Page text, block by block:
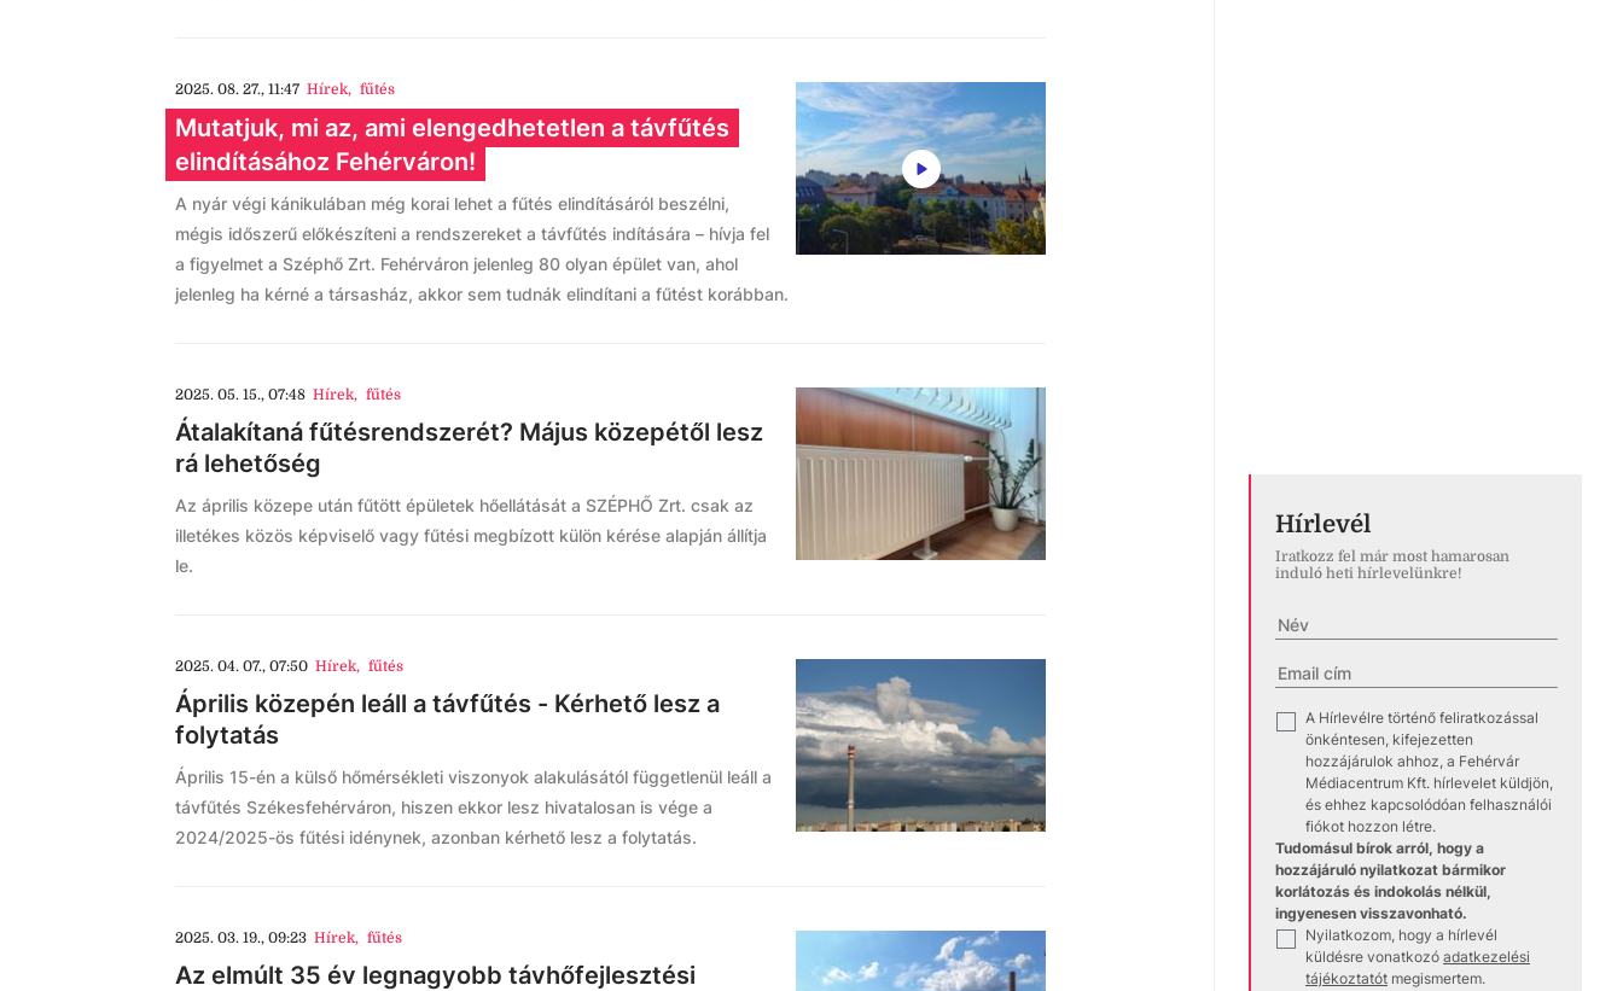
2025. 08. 27., 11:47 Hírek, fűtés
Mutatjuk, mi az, ami elengedhetetlen a távfűtés
elindításához Fehérváron!
A nyár végi kánikulában még korai lehet a fűtés elindításáról beszélni,
mégis időszerű előkészíteni a rendszereket a távfűtés indítására – hívja fel
a figyelmet a Széphő Zrt. Fehérváron jelenleg 80 olyan épület van, ahol
jelenleg ha kérné a társasház, akkor sem tudnák elindítani a fűtést korábban.
2025. 05. 15., 07:48 Hírek, fűtés
Átalakítaná fűtésrendszerét? Május közepétől lesz
rá lehetőség
Az április közepe után fűtött épületek hőellátását a SZÉPHŐ Zrt. csak az
illetékes közös képviselő vagy fűtési megbízott külön kérése alapján állítja
le.
2025. 04. 07., 07:50 Hírek, fűtés
Április közepén leáll a távfűtés - Kérhető lesz a
folytatás
Április 15-én a külső hőmérsékleti viszonyok alakulásától függetlenül leáll a
távfűtés Székesfehérváron, hiszen ekkor lesz hivatalosan is vége a
2024/2025-ös fűtési idénynek, azonban kérhető lesz a folytatás.
2025. 03. 19., 09:23 Hírek, fűtés
Az elmúlt 35 év legnagyobb távhőfejlesztési
Hírlevél
Iratkozz fel már most hamarosan
induló heti hírlevelünkre!
A Hírlevélre történő feliratkozással
önkéntesen, kifejezetten
hozzájárulok ahhoz, a Fehérvár
Médiacentrum Kft. hírlevelet küldjön,
és ehhez kapcsolódóan felhasználói
fiókot hozzon létre.
Tudomásul bírok arról, hogy a
hozzájáruló nyilatkozat bármikor
korlátozás és indokolás nélkül,
ingyenesen visszavonható.
Nyilatkozom, hogy a hírlevél
küldésre vonatkozó adatkezelési
tájékoztatót megismertem.